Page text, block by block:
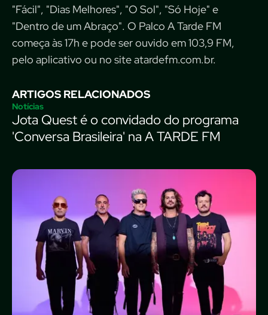
"Fácil", "Dias Melhores", "O Sol", "Só Hoje" e
"Dentro de um Abraço". O Palco A Tarde FM
começa às 17h e pode ser ouvido em 103,9 FM,
pelo aplicativo ou no site atardefm.com.br.
ARTIGOS RELACIONADOS
Notícias
Jota Quest é o convidado do programa
'Conversa Brasileira' na A TARDE FM